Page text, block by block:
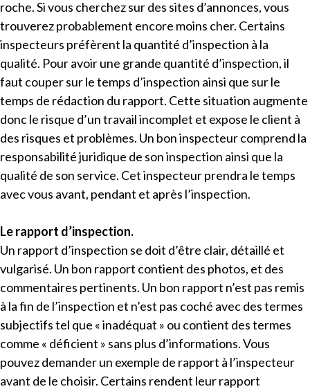
roche. Si vous cherchez sur des sites d’annonces, vous
trouverez probablement encore moins cher. Certains
inspecteurs préfèrent la quantité d’inspection à la
qualité. Pour avoir une grande quantité d’inspection, il
faut couper sur le temps d’inspection ainsi que sur le
temps de rédaction du rapport. Cette situation augmente
donc le risque d’un travail incomplet et expose le client à
des risques et problèmes. Un bon inspecteur comprend la
responsabilité juridique de son inspection ainsi que la
qualité de son service. Cet inspecteur prendra le temps
avec vous avant, pendant et après l’inspection.
Le rapport d’inspection.
Un rapport d’inspection se doit d’être clair, détaillé et
vulgarisé. Un bon rapport contient des photos, et des
commentaires pertinents. Un bon rapport n’est pas remis
à la fin de l’inspection et n’est pas coché avec des termes
subjectifs tel que « inadéquat » ou contient des termes
comme « déficient » sans plus d’informations. Vous
pouvez demander un exemple de rapport à l’inspecteur
avant de le choisir. Certains rendent leur rapport